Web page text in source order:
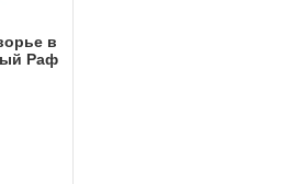
в
Раф